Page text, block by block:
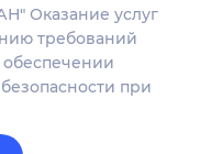
Оказание услуг
требований
обеспечении
при